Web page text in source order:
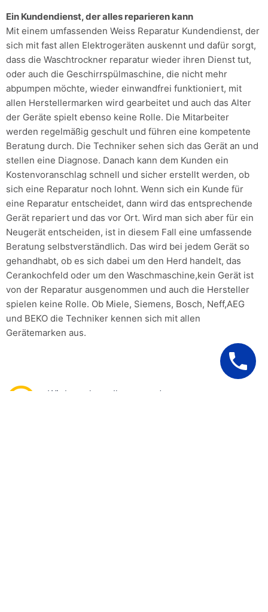
Ein Kundendienst, der alles reparieren kann
Mit einem umfassenden Weiss Reparatur Kundendienst, der
sich mit fast allen Elektrogeräten auskennt und dafür sorgt,
dass die Waschtrockner reparatur wieder ihren Dienst tut,
oder auch die Geschirrspülmaschine, die nicht mehr
abpumpen möchte, wieder einwandfrei funktioniert, mit
allen Herstellermarken wird gearbeitet und auch das Alter
der Geräte spielt ebenso keine Rolle. Die Mitarbeiter
werden regelmäßig geschult und führen eine kompetente
Beratung durch. Die Techniker sehen sich das Gerät an und
stellen eine Diagnose. Danach kann dem Kunden ein
Kostenvoranschlag schnell und sicher erstellt werden, ob
sich eine Reparatur noch lohnt. Wenn sich ein Kunde für
eine Reparatur entscheidet, dann wird das entsprechende
Gerät repariert und das vor Ort. Wird man sich aber für ein
Neugerät entscheiden, ist in diesem Fall eine umfassende
Beratung selbstverständlich. Das wird bei jedem Gerät so
gehandhabt, ob es sich dabei um den Herd handelt, das
Cerankochfeld oder um den Waschmaschine,kein Gerät ist
von der Reparatur ausgenommen und auch die Hersteller
spielen keine Rolle. Ob Miele, Siemens, Bosch, Neff,AEG
und BEKO die Techniker kennen sich mit allen
Gerätemarken aus.
Wir berechnen Ihnen nur den